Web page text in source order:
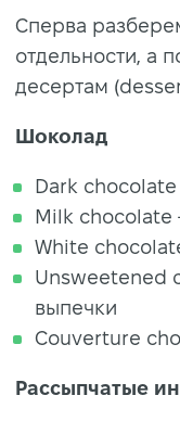
Сперва
отдельности, а
десертам
Шоколад
Dark
Milk chocolate
White
Unsweetened
выпечки
Couverture
Рассыпчатые